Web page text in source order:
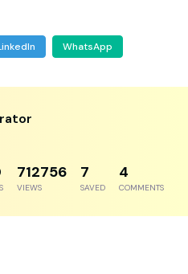
WhatsApp
822411
VIEWS
8
SAVED
5
COMMENTS